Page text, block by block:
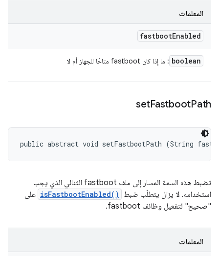
المعلمات
fastbootEnabled
boolean : ما إذا كان fastboot متاحًا للجهاز أم لا
setFastbootPath
public abstract void setFastbootPath (String
تضبط هذه السمة المسار إلى ملف fastboot الثنائي الذي يجب
استخدامه. لا يزال يتطلّب ضبط isFastbootEnabled() على
"صحيح" لتفعيل وظائف fastboot.
المعلمات